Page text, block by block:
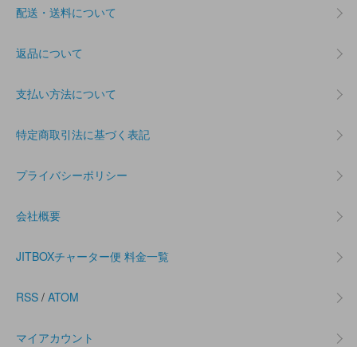
配送・送料について
返品について
支払い方法について
特定商取引法に基づく表記
プライバシーポリシー
会社概要
JITBOXチャーター便 料金一覧
RSS / ATOM
マイアカウント